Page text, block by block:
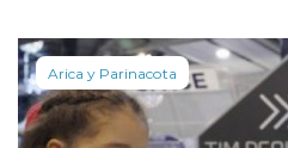
Arica y Parinacota